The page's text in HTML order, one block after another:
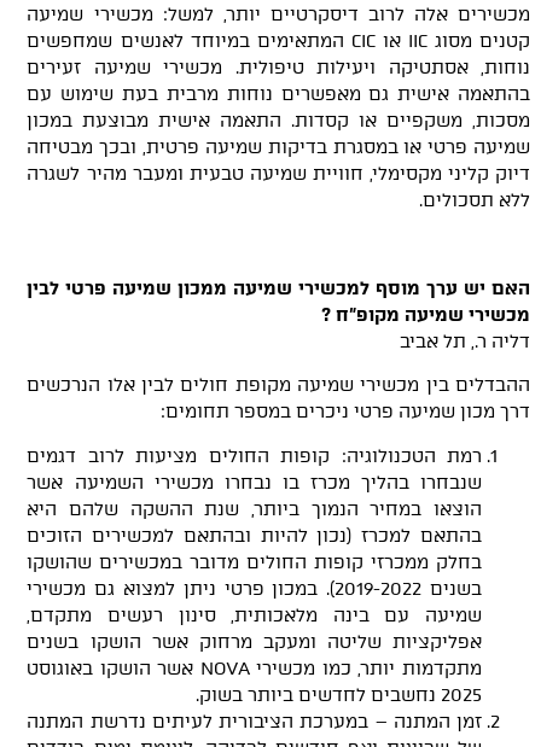
מכשירים אלה לרוב דיסקרטיים יותר, למשל: מכשירי שמיעה
קטנים מסוג IIC או CIC המתאימים במיוחד לאנשים שמחפשים
נוחות, אסתטיקה ויעילות טיפולית. מכשירי שמיעה זעירים
בהתאמה אישית גם מאפשרים נוחות מרבית בעת שימוש עם
מסכות, משקפיים או קסדות. התאמה אישית מבוצעת במכון
שמיעה פרטי או במסגרת בדיקות שמיעה פרטית, ובכך מבטיחה
דיוק קליני מקסימלי, חוויית שמיעה טבעית ומעבר מהיר לשגרה
ללא תסכולים.
האם יש ערך מוסף למכשירי שמיעה ממכון שמיעה פרטי לבין
מכשירי שמיעה מקופ"ח ?
דליה ר., תל אביב
ההבדלים בין מכשירי שמיעה מקופת חולים לבין אלו הנרכשים
דרך מכון שמיעה פרטי ניכרים במספר תחומים:
רמת הטכנולוגיה: קופות החולים מציעות לרוב דגמים
שנבחרו בהליך מכרז בו נבחרו מכשירי השמיעה אשר
הוצאו במחיר הנמוך ביותר, שנת ההשקה שלהם היא
בהתאם למכרז (נכון להיות ובהתאם למכשירים הזוכים
בחלק ממכרזי קופות החולים מדובר במכשירים שהושקו
בשנים 2019-2022). במכון פרטי ניתן למצוא גם מכשירי
שמיעה עם בינה מלאכותית, סינון רעשים מתקדם,
אפליקציות שליטה ומעקב מרחוק אשר הושקו בשנים
מתקדמות יותר, כמו מכשירי NOVA אשר הושקו באוגוסט
2025 נחשבים לחדשים ביותר בשוק.
זמן המתנה – במערכת הציבורית לעיתים נדרשת המתנה